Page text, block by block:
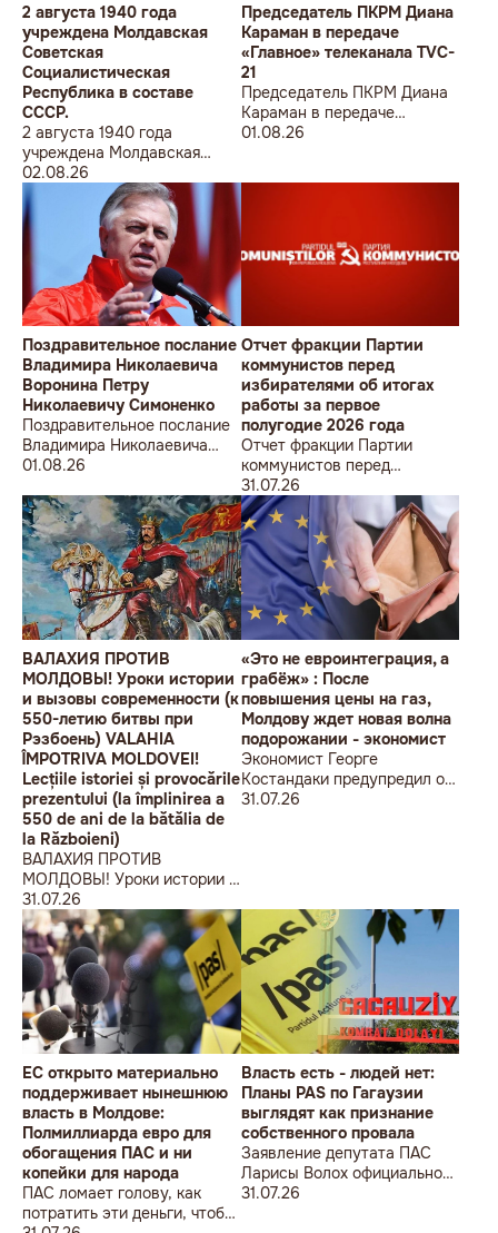
2 августа 1940 года
учреждена Молдавская
Советская
Социалистическая
Республика в составе
СССР.
2 августа 1940 года
учреждена Молдавская
Советская
Социалистическая
Республика в составе
СССР.
02.08.26
Председатель ПКРМ Диана
Караман в передаче
«Главное» телеканала TVC-
21
Председатель ПКРМ Диана
Караман в передаче
«Главное» телеканала TVC-
01.08.26
Поздравительное послание
Владимира Николаевича
Воронина Петру
Николаевичу Симоненко
Поздравительное послание
Владимира Николаевича
Воронина Петру
01.08.26
Отчет фракции Партии
коммунистов перед
избирателями об итогах
работы за первое
полугодие 2026 года
Отчет фракции Партии
коммунистов перед
избирателями об итогах
работы за первое полугодие
2026 года
31.07.26
ВАЛАХИЯ ПРОТИВ
МОЛДОВЫ! Уроки истории
и вызовы современности (к
550-летию битвы при
Рэзбоень) VALAHIA
ÎMPOTRIVA MOLDOVEI!
Lecțiile istoriei și provocările
prezentului (la împlinirea a
550 de ani de la bătălia de
la Războieni)
ВАЛАХИЯ ПРОТИВ
МОЛДОВЫ! Уроки истории и
вызовы современности (к
550-летию битвы при
Рэзбоень) VALAHIA
ÎMPOTRIVA MOLDOVEI!
Lecțiile istoriei și provocările
prezentului (la împlinirea a
550 de ani de la bătălia de la
Războieni)
31.07.26
«Это не евроинтеграция, а
грабёж» : После
повышения цены на газ,
Молдову ждет новая волна
подорожании - экономист
Экономист Георге
Костандаки предупредил о
новой волне роста цен
31.07.26
ЕС открыто материально
поддерживает нынешнюю
власть в Молдове:
Полмиллиарда евро для
обогащения ПАС и ни
копейки для народа
ПАС ломает голову, как
потратить эти деньги, чтобы
Власть есть - людей нет:
Планы PAS по Гагаузии
выглядят как признание
собственного провала
Заявление депутата ПАС
Ларисы Волох официально
подтвердило провал
31.07.26